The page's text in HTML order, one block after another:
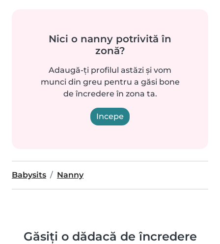
Nici o nanny potrivită în
zonă?
Adaugă-ți profilul astăzi și vom
munci din greu pentru a găsi bone
de încredere în zona ta.
Incepe
Babysits Nanny
Găsiți o dădacă de încredere